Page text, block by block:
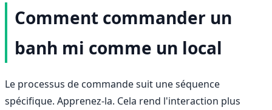
Comment commander un
banh mi comme un local
Le processus de commande suit une séquence
spécifique. Apprenez-la. Cela rend l'interaction plus